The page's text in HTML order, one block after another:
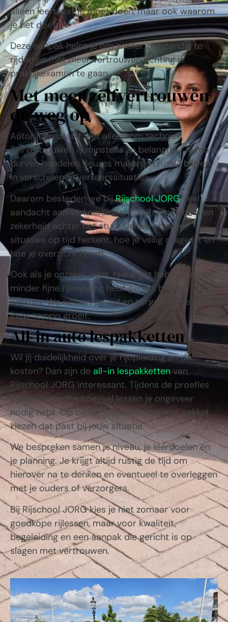
alleen leert wat je moet doen, maar ook waarom
je het doet.
Deze aanpak helpt je om sneller zelfstandig te
rijden en met meer vertrouwen richting je
praktijkexamen te gaan.
Met meer zelfvertrouwen
de weg op
Autorijden draait niet alleen om techniek.
Zelfvertrouwen is minstens zo belangrijk. Je moet
durven handelen, keuzes maken en rustig blijven
in verschillende verkeerssituaties.
Daarom besteden we bijRijschool JORGveel
aandacht aan verkeersinzicht, zelfstandigheid en
zekerheid achter het stuur. Je leert hoe je
situaties op tijd herkent, hoe je veilig reageert en
hoe je overzicht houdt.
Ook als je onzeker bent, faalangst hebt of eerder
minder fijne rijervaring hebt gehad, ben je
welkom. We nemen de tijd en zorgen dat je in
jouw tempo groeit.
All-in auto lespakketten
Wil jij duidelijkheid over je rijopleiding en de
kosten? Dan zijn de all-in lespakkettenvan
Rijschool JORG interessant. Tijdens de proefles
kijken we samen hoeveel lessen je ongeveer
nodig hebt. Op basis daarvan kun je een pakket
kiezen dat past bij jouw situatie.
We bespreken samen je niveau, je leerdoelen en
je planning. Je krijgt altijd rustig de tijd om
hierover na te denken en eventueel te overleggen
met je ouders of verzorgers.
Bij Rijschool JORG kies je niet zomaar voor
goedkope rijlessen, maar voor kwaliteit,
begeleiding en een aanpak die gericht is op
slagen met vertrouwen.